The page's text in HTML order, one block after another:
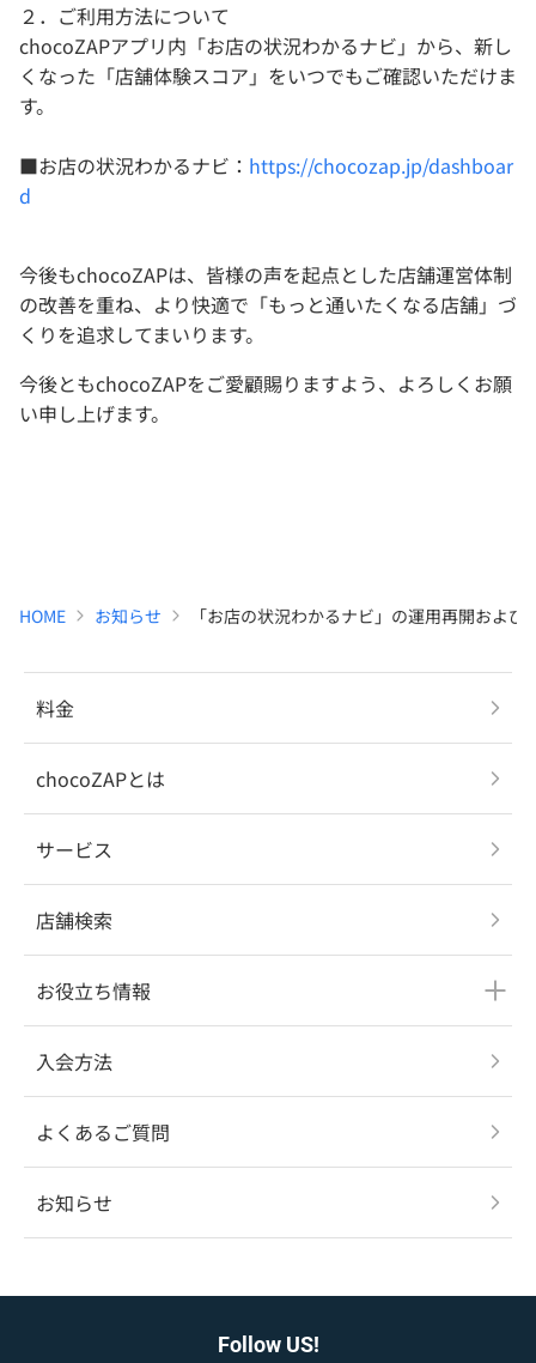
２．ご利用方法について
chocoZAPアプリ内「お店の状況わかるナビ」から、新し
くなった「店舗体験スコア」をいつでもご確認いただけま
す。
■お店の状況わかるナビ： https://chocozap.jp/dashboar
d
今後もchocoZAPは、皆様の声を起点とした店舗運営体制
の改善を重ね、より快適で「もっと通いたくなる店舗」づ
くりを追求してまいります。
今後ともchocoZAPをご愛顧賜りますよう、よろしくお願
い申し上げます。
HOME お知らせ 「お店の状況わかるナビ」の運用再開およ
料金
chocoZAPとは
サービス
店舗検索
お役立ち情報
入会方法
よくあるご質問
お知らせ
Follow US!